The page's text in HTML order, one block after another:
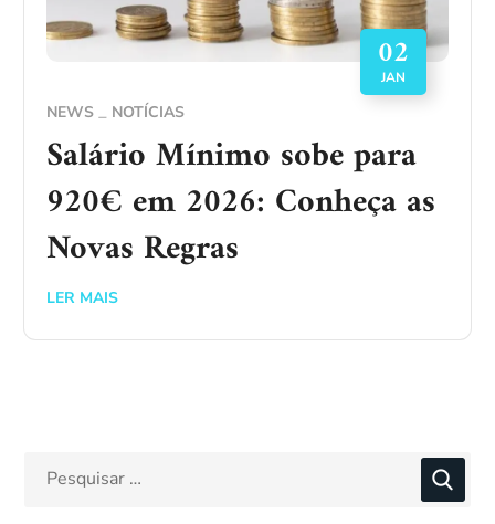
02
JAN
NEWS NOTÍCIAS
Salário Mínimo sobe para
920€ em 2026: Conheça as
Novas Regras
LER MAIS